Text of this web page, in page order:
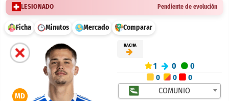
LESIONADO Pendiente de evolución
Ficha Minutos Mercado Comparar
MD
RACHA
1 0 0
0 0 0
COMUNIO